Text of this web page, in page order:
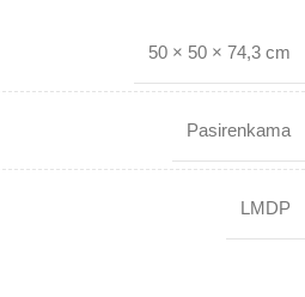
50 × 50 × 74,3 cm
Pasirenkama
LMDP